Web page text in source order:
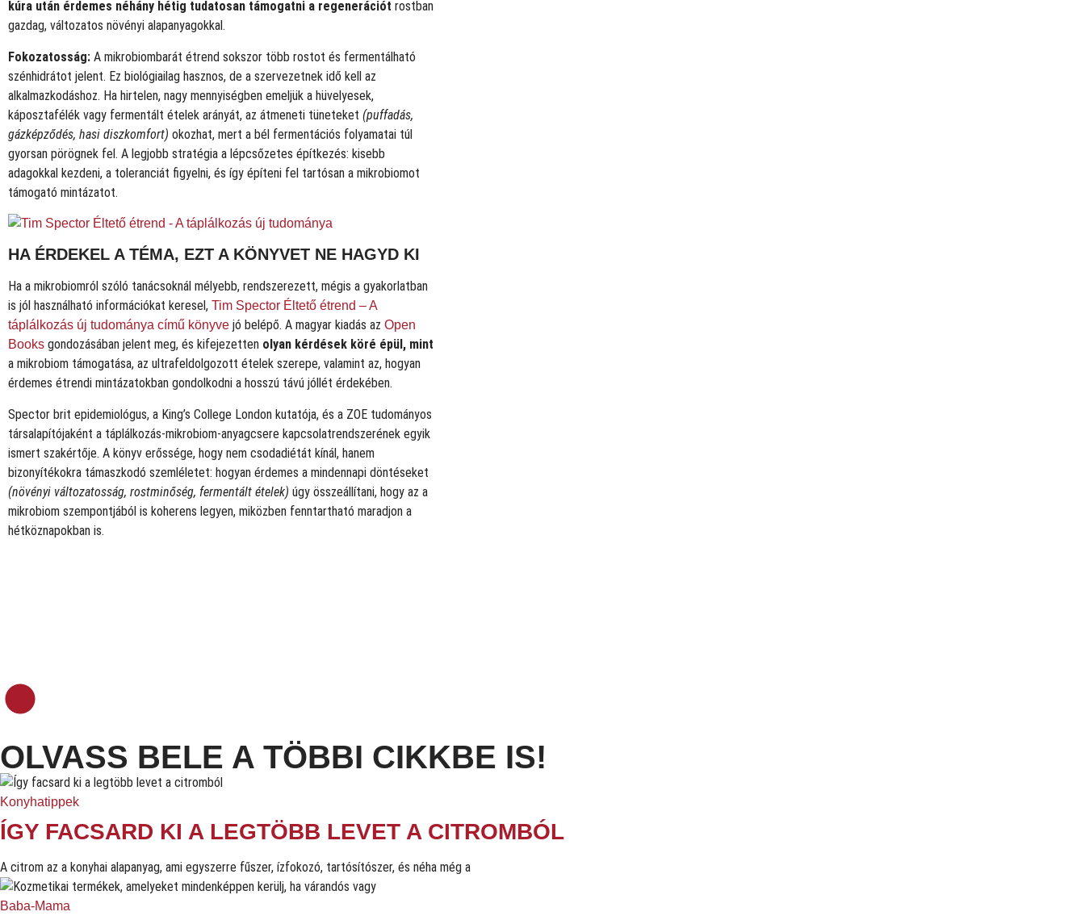
kúra után érdemes néhány hétig tudatosan támogatni a regenerációt rostban
gazdag, változatos növényi alapanyagokkal.
Fokozatosság: A mikrobiombarát étrend sokszor több rostot és fermentálható
szénhidrátot jelent. Ez biológiailag hasznos, de a szervezetnek idő kell az
alkalmazkodáshoz. Ha hirtelen, nagy mennyiségben emeljük a hüvelyesek,
káposztafélék vagy fermentált ételek arányát, az átmeneti tüneteket (puffadás,
gázképződés, hasi diszkomfort) okozhat, mert a bél fermentációs folyamatai túl
gyorsan pörögnek fel. A legjobb stratégia a lépcsőzetes építkezés: kisebb
adagokkal kezdeni, a toleranciát figyelni, és így építeni fel tartósan a mikrobiomot
támogató mintázatot.
HA ÉRDEKEL A TÉMA, EZT A KÖNYVET NE HAGYD KI
Ha a mikrobiomról szóló tanácsoknál mélyebb, rendszerezett, mégis a gyakorlatban
is jól használható információkat keresel, Tim Spector Éltető étrend – A
táplálkozás új tudománya című könyve jó belépő. A magyar kiadás az Open
Books gondozásában jelent meg, és kifejezetten olyan kérdések köré épül, mint
a mikrobiom támogatása, az ultrafeldolgozott ételek szerepe, valamint az, hogyan
érdemes étrendi mintázatokban gondolkodni a hosszú távú jóllét érdekében.
Spector brit epidemiológus, a King’s College London kutatója, és a ZOE tudományos
társalapítójaként a táplálkozás-mikrobiom-anyagcsere kapcsolatrendszerének egyik
ismert szakértője. A könyv erőssége, hogy nem csodadiétát kínál, hanem
bizonyítékokra támaszkodó szemléletet: hogyan érdemes a mindennapi döntéseket
(növényi változatosság, rostminőség, fermentált ételek) úgy összeállítani, hogy az a
mikrobiom szempontjából is koherens legyen, miközben fenntartható maradjon a
hétköznapokban is.
OLVASS BELE A TÖBBI CIKKBE IS!
Konyhatippek
ÍGY FACSARD KI A LEGTÖBB LEVET A CITROMBÓL
A citrom az a konyhai alapanyag, ami egyszerre fűszer, ízfokozó, tartósítószer, és néha még a
Baba-Mama